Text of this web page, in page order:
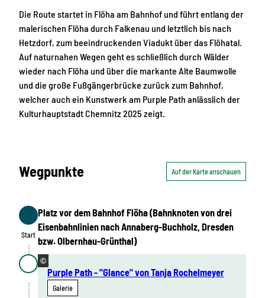
Die Route startet in Flöha am Bahnhof und führt entlang der
malerischen Flöha durch Falkenau und letztlich bis nach
Hetzdorf, zum beeindruckenden Viadukt über das Flöhatal.
Auf naturnahen Wegen geht es schließlich durch Wälder
wieder nach Flöha und über die markante Alte Baumwolle
und die große Fußgängerbrücke zurück zum Bahnhof,
welcher auch ein Kunstwerk am Purple Path anlässlich der
Kulturhauptstadt Chemnitz 2025 zeigt.
Wegpunkte Auf der Karte anschauen
Start
Start
Platz vor dem Bahnhof Flöha (Bahnknoten von drei
Eisenbahnlinien nach Annaberg-Buchholz, Dresden
bzw. Olbernhau-Grünthal)
©
Purple Path - "Glance" von Tanja Rochelmeyer
Galerie